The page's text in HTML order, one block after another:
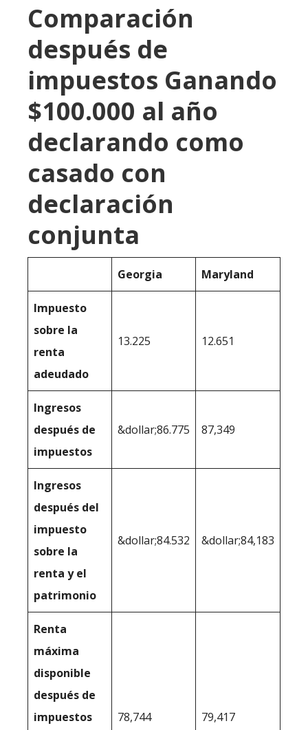
Comparación
después de
impuestos Ganando
$100.000 al año
declarando como
casado con
declaración
conjunta
Georgia Maryland
Impuesto
sobre la
renta
adeudado
13.225 12.651
Ingresos
después de
impuestos
&dollar;86.775 87,349
Ingresos
después del
impuesto
sobre la
renta y el
patrimonio
&dollar;84.532 &dollar;84,183
Renta
máxima
disponible
después de
impuestos
78,744 79,417